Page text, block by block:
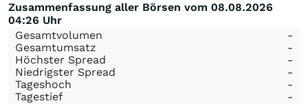
Zusammenfassung aller Börsen vom 08.08.2026
04:26 Uhr
Gesamtvolumen
-
Gesamtumsatz
-
Höchster Spread
-
Niedrigster Spread
-
Tageshoch
-
Tagestief
-